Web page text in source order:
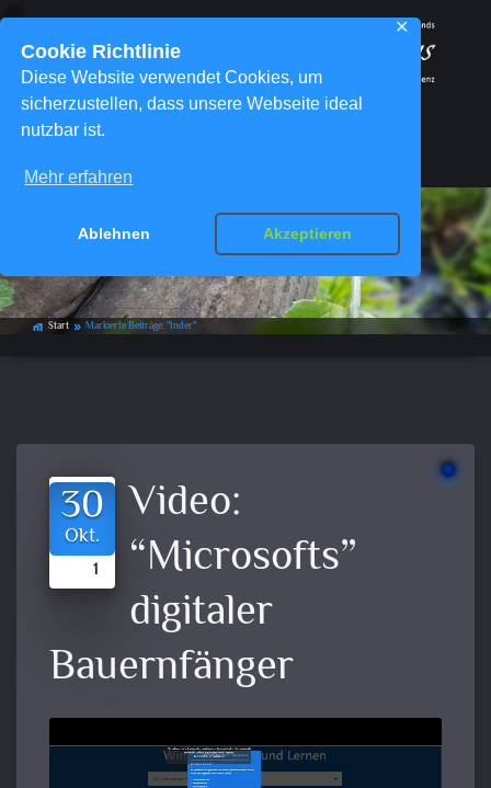
Cookie Richtlinie
Diese Website verwendet Cookies, um
sicherzustellen, dass unsere Webseite ideal
nutzbar ist.
Mehr erfahren
Ablehnen Akzeptieren
✕
Schlagwort-Archiv:Inder
home_work Start double_arrow Markierte Beiträge: "Inder"
30
Okt.
1
Video:
“Microsofts”
digitaler
Bauernfänger